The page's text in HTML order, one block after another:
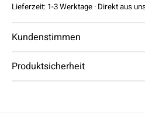
Lieferzeit: 1-3 Werktage · Direkt aus
Kundenstimmen
Produktsicherheit